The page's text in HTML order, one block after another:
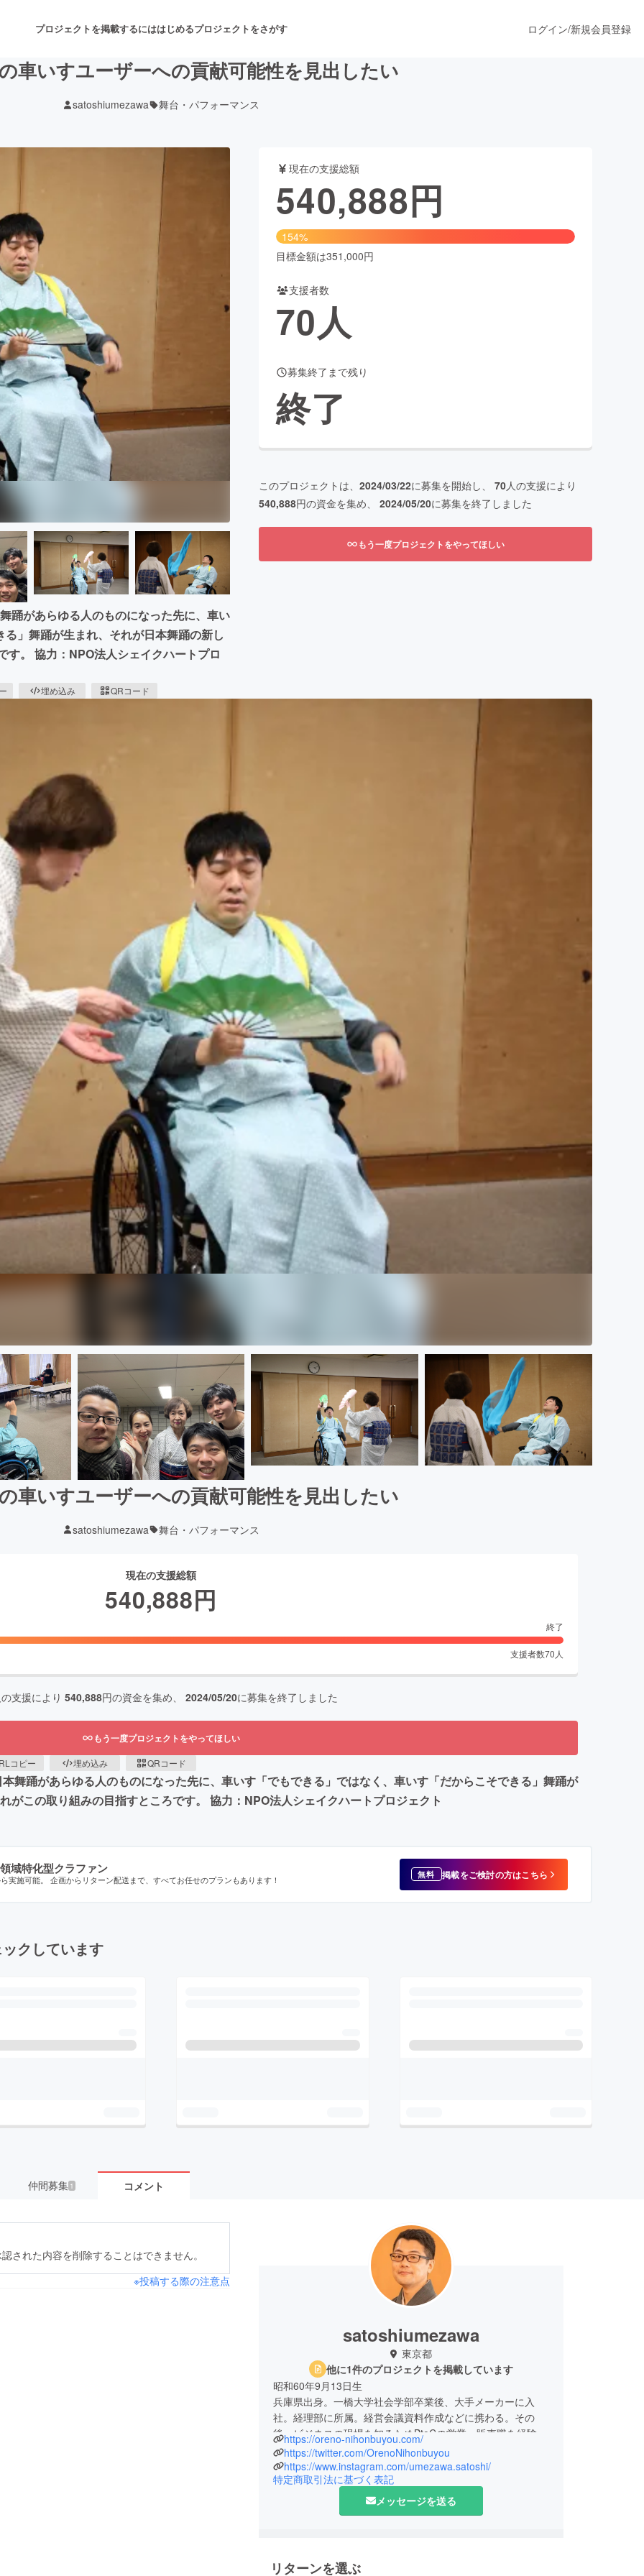
プロジェクトを掲載するにははじめるプロジェクトをさがす
舞台・パフォーマンス
ゲーム・サービス開発 ファッション
書籍・雑誌出版
チャレンジ ビューティー・ヘルスケア
CAMPFIRE for Social Good
CAMPFIREふるさと納税
ログイン/新規会員登録
車いすユーザーへの貢献可能性を見出したい
satoshiumezawa 舞台・パフォーマンス
踊があらゆる人のものになった先に、車い
」舞踊が生まれ、それが日本舞踊の新し
す。 協力：NPO法人シェイクハートプロ
埋め込み QRコード
現在の支援総額
540,888円
154%
目標金額は351,000円
支援者数
70人
募集終了まで残り
終了
このプロジェクトは、 2024/03/22に募集を開始し、 70人の支援により
540,888円の資金を集め、 2024/05/20に募集を終了しました
もう一度プロジェクトをやってほしい
車いすユーザーへの貢献可能性を見出したい
satoshiumezawa 舞台・パフォーマンス
現在の支援総額
540,888円
終了
支援者数70 人
支援により 540,888円の資金を集め、 2024/05/20に募集を終了しました
もう一度プロジェクトをやってほしい
コピー 埋め込み QRコード
舞踊があらゆる人のものになった先に、車いす「でもできる」ではなく、車いす「だからこそできる」舞踊が
がこの取り組みの目指すところです。 協力：NPO法人シェイクハートプロジェクト
域特化型クラファン
実施可能。 企画からリターン配送まで、すべてお任せのプランもあります！ 無料 掲載をご検討の方はこちら
クしています
仲間募集 1 コメント
された内容を削除することはできません。
※投稿する際の注意点
satoshiumezawa
東京都
他に1件のプロジェクトを掲載しています
昭和60年9月13日生
兵庫県出身。一橋大学社会学部卒業後、大手メーカーに入
社。経理部に所属。経営会議資料作成などに携わる。その
後、ビジネスの現場を知るためBtoCの営業、販売職を経験。
多くの中小企業の経営者とお付き合いする中で情熱と責任を
持って事業運営にあたられている経営者のサポートに興味を
持ち、英語教育のベンチャー企業の管理部長に転職。5年で
10倍以上という会社の急成長を採用や会計、広報、新規事業
開発などの面からサポート。2018年に会社員をしつつ、日本
https://oreno-nihonbuyou.com/
https://twitter.com/OrenoNihonbuyou
https://www.instagram.com/umezawa.satoshi/
特定商取引法に基づく表記
メッセージを送る
リターンを選ぶ